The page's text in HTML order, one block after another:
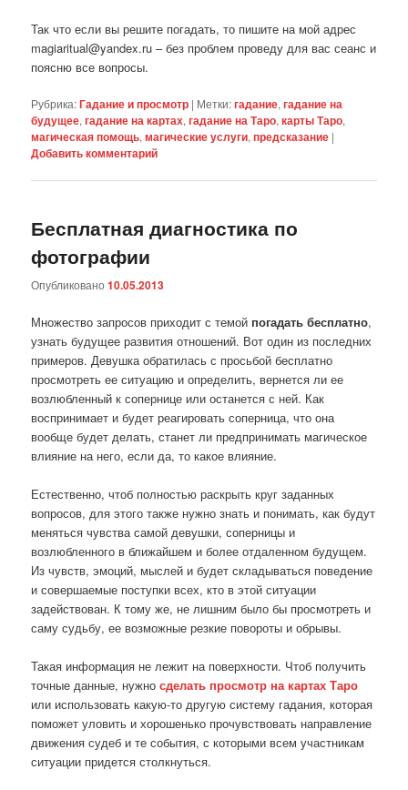
Так что если вы решите погадать, то пишите на мой адрес
magiaritual@yandex.ru – без проблем проведу для вас сеанс и
поясню все вопросы.
Рубрика:Гадание и просмотр | Метки:гадание,гадание на
будущее,гадание на картах,гадание на Таро,карты Таро,
магическая помощь,магические услуги,предсказание |
Добавить комментарий
Бесплатная диагностика по
фотографии
Опубликовано10.05.2013
Множество запросов приходит с темой погадать бесплатно,
узнать будущее развития отношений. Вот один из последних
примеров. Девушка обратилась с просьбой бесплатно
просмотреть ее ситуацию и определить, вернется ли ее
возлюбленный к сопернице или останется с ней. Как
воспринимает и будет реагировать соперница, что она
вообще будет делать, станет ли предпринимать магическое
влияние на него, если да, то какое влияние.
Естественно, чтоб полностью раскрыть круг заданных
вопросов, для этого также нужно знать и понимать, как будут
меняться чувства самой девушки, соперницы и
возлюбленного в ближайшем и более отдаленном будущем.
Из чувств, эмоций, мыслей и будет складываться поведение
и совершаемые поступки всех, кто в этой ситуации
задействован. К тому же, не лишним было бы просмотреть и
саму судьбу, ее возможные резкие повороты и обрывы.
Такая информация не лежит на поверхности. Чтоб получить
точные данные, нужносделать просмотр на картах Таро
или использовать какую-то другую систему гадания, которая
поможет уловить и хорошенько прочувствовать направление
движения судеб и те события, с которыми всем участникам
ситуации придется столкнуться.